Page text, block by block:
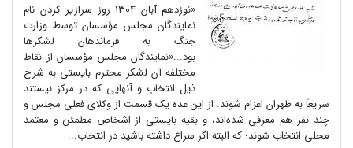
«نوزدهم آبان ۱۳۰۴ روز سرازیر کردن نام
نمایندگان مجلس مؤسسان توسط وزارت
جنگ به فرماندهان لشکرها
بود...«نمایندگان مجلس مؤسسان از نقاط
مختلفه آن لشکر محترم بایستی به شرح
ذیل انتخاب و آنهایی که در مرکز نیستند
سریعاً به طهران اعزام شوند. از این عده یک قسمت از وکلای فعلی مجلس و
چند نفر هم معرفی شده‌اند، و بقیه بایستی از اشخاص مطمئن و معتمد
محلی انتخاب شوند؛ که البته اگر سراغ داشته باشید در انتخاب...